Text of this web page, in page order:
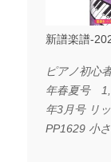
新譜楽譜-
ピアノ初心
年春夏号
年3月号 リ
PP1629 小